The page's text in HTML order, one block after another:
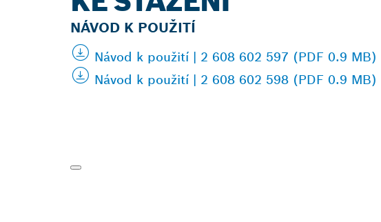
NÁVOD K POUŽITÍ
Návod k použití | 2 608 602 597 (PDF 0.9 MB)
Návod k použití | 2 608 602 598 (PDF 0.9 MB)